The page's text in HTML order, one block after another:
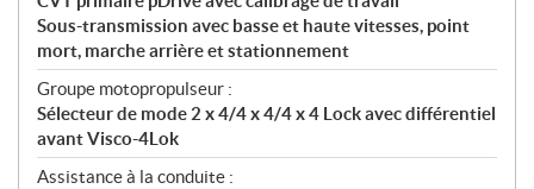
Sous-transmission avec basse et haute vitesses, point
mort, marche arrière et stationnement
Groupe motopropulseur :
Sélecteur de mode 2 x 4/4 x 4/4 x 4 Lock avec différentiel
avant Visco-4Lok
Assistance à la conduite :